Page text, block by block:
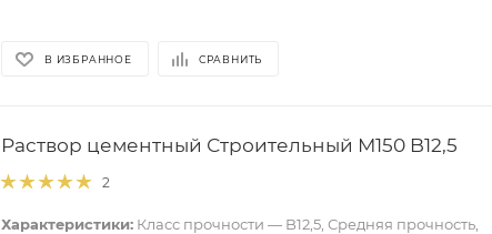
В ИЗБРАННОЕ СРАВНИТЬ
Раствор цементный Строительный М150 B12,5
2
Характеристики: Класс прочности — B12,5, Средняя прочность,